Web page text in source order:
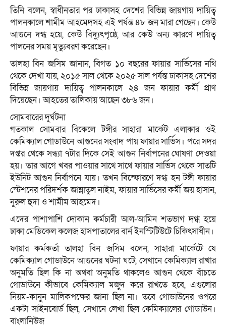
তিনি বলেন, স্বাধীনতার পর ঢাকাসহ দেশের বিভিন্ন জায়গায় দায়িত্ব
পালনকালে শামীম আহমেদসহ এই পর্যন্ত ৪৮ জন মারা গেছেন। কেউ
আগুনে দগ্ধ হয়ে, কেউ বিদ্যুৎপৃষ্ঠে, আর কেউ অন্য কারণে দায়িত্ব
পালনের সময় মৃত্যুবরণ করেছেন।
তালহা বিন জসিম জানান, বিগত ১০ বছরের ফায়ার সার্ভিসের নথি
থেকে দেখা যায়, ২০১৫ সাল থেকে ২০২৫ সাল পর্যন্ত ঢাকাসহ দেশের
বিভিন্ন জায়গায় দায়িত্ব পালনকালে ২৪ জন ফায়ার কর্মী প্রাণ
দিয়েছেন। আহতের তালিকায় আছেন ৩৮৬ জন।
সোমবারের দুর্ঘটনা
গতকাল সোমবার বিকেলে টঙ্গীর সাহারা মার্কেট এলাকার ওই
কেমিক্যাল গোডাউনে আগুনের সংবাদ পায় ফায়ার সার্ভিস। পরে সদর
দপ্তর থেকে সন্ধ্যা ৭টার দিকে সেই আগুন নির্বাপনের ঘোষণা দেওয়া
হয়। তার আগে খবর পাওয়ার সাথে সাথে ফায়ার সার্ভিস থেকে সাতটি
ইউনিট আগুন নির্বাপনে যায়। তখন বিস্ফোরণে দগ্ধ হন টঙ্গী ফায়ার
স্টেশনের পরিদর্শক জান্নাতুল নাইম, ফায়ার সার্ভিসের কর্মী জয় হাসান,
নুরুল হুদা ও শামীম আহমেদ।
এদের পাশাপাশি দোকান কর্মচারী আল-আমিন শতভাগ দগ্ধ হয়ে
ঢাকা মেডিকেল কলেজ হাসপাতালের বার্ন ইনস্টিটিউটে চিকিৎসাধীন।
ফায়ার কর্মকর্তা তালহা বিন জসিম বলেন, সাহারা মার্কেটে যে
কেমিক্যাল গোডাউনে আগুনের ঘটনা ঘটে, সেখানে কেমিক্যাল রাখার
অনুমতি ছিল কি না অথবা অনুমতি থাকলেও আগুন থেকে বাঁচতে
গোডাউনে কীভাবে কেমিক্যাল মজুদ করে রাখতে হবে, এগুলোর
নিয়ম-কানুন মালিকপক্ষের জানা ছিল না। তবে গোডাউনের ওপরে
একটা সাইনবোর্ড ছিল, সেখানে লেখা ছিল কেমিক্যালের গোডাউন।
বাংলানিউজ